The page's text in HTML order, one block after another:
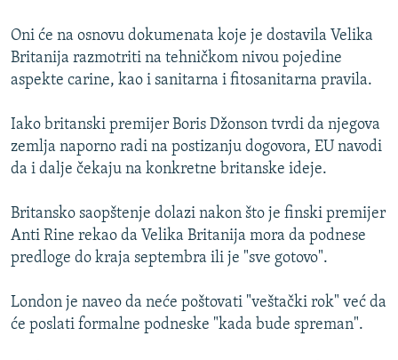
Oni će na osnovu dokumenata koje je dostavila Velika
Britanija razmotriti na tehničkom nivou pojedine
aspekte carine, kao i sanitarna i fitosanitarna pravila.
Iako britanski premijer Boris Džonson tvrdi da njegova
zemlja naporno radi na postizanju dogovora, EU navodi
da i dalje čekaju na konkretne britanske ideje.
Britansko saopštenje dolazi nakon što je finski premijer
Anti Rine rekao da Velika Britanija mora da podnese
predloge do kraja septembra ili je "sve gotovo".
London je naveo da neće poštovati "veštački rok" već da
će poslati formalne podneske "kada bude spreman".